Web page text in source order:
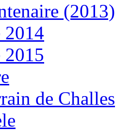
(2013)
2014
2015
de Challes